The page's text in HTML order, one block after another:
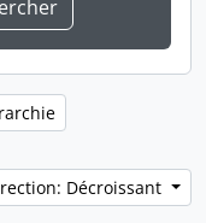
Décroissant